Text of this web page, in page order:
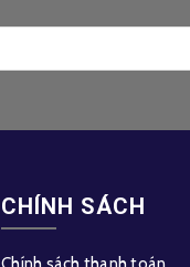
CHÍNH SÁCH